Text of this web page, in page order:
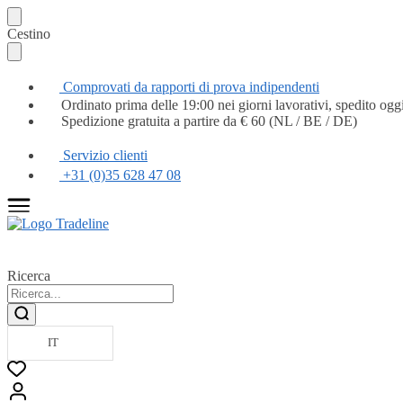
Continua
la
navigazione
Vai
al
contenuto
Cestino
Comprovati da rapporti di prova indipendenti
Ordinato prima delle 19:00 nei giorni lavorativi, spedito
Spedizione gratuita a partire da € 60 (NL / BE / DE)
Servizio clienti
+31 (0)35 628 47 08
Ricerca
IT